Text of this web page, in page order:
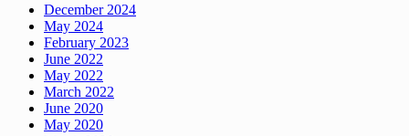
December 2024
May 2024
February 2023
June 2022
May 2022
March 2022
June 2020
May 2020